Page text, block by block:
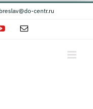
centr.ru
YouTubeEmail